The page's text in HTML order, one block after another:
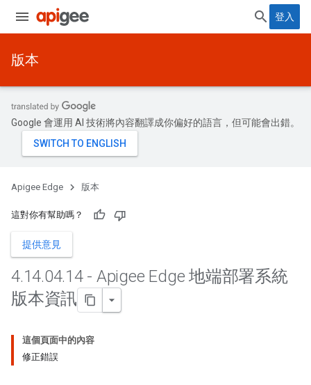
登入
版本
Google 會運用 AI 技術將內容翻譯成你偏好的語言，但可能會出錯。
Apigee Edge 版本
這對你有幫助嗎？
提供意見
4.14.04.14 - Apigee Edge 地端部署系統
版本資訊
這個頁面中的內容
修正錯誤